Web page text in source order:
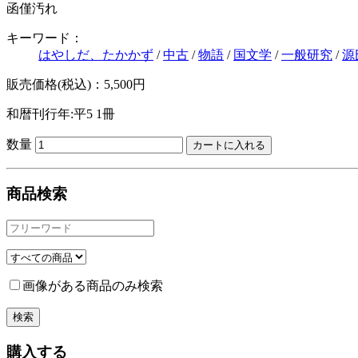
函僅汚れ
キーワード：
はやしだ、たかかず /中古 /物語 / 国文学 /一般研究 /源
販売価格(税込)：5,500円
和暦刊行年:平5 1冊
数量
商品検索
画像がある商品のみ検索
購入する